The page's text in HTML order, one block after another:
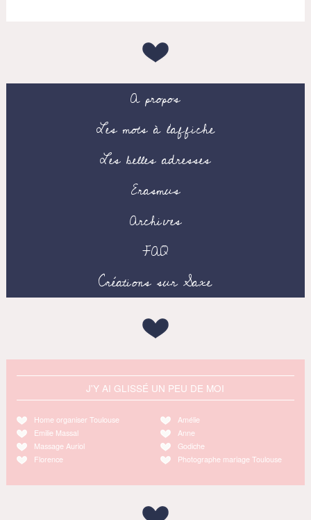
A propos
Les mots à l’affiche
Les belles adresses
Erasmus
Archives
FAQ
Créations sur Saxe
J'Y AI GLISSÉ UN PEU DE MOI
Home organiser Toulouse
Emilie Massal
Massage Auriol
Florence
Amélie
Anne
Godiche
Photographe mariage Toulouse